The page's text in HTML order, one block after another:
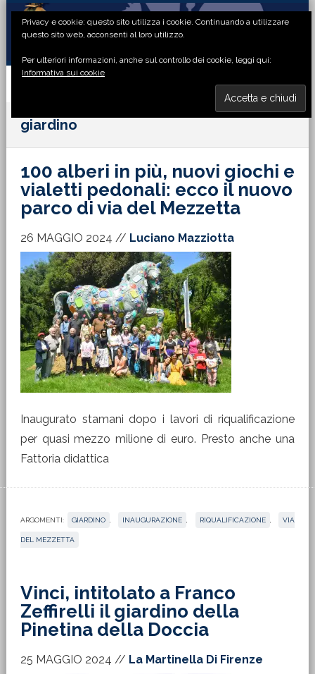
Passa
primaria
Passa
principale
Passa
laterale
Passa
di
giardino
100 alberi in più, nuovi giochi e
vialetti pedonali: ecco il nuovo
parco di via del Mezzetta
26 MAGGIO 2024 // Luciano Mazziotta
Inaugurato stamani dopo i lavori di riqualificazione
per quasi mezzo milione di euro. Presto anche una
Fattoria didattica
ARGOMENTI: GIARDINO INAUGURAZIONE RIQUALIFICAZIONE VIA
DEL MEZZETTA
Vinci, intitolato a Franco
Zeffirelli il giardino della
Pinetina della Doccia
25 MAGGIO 2024 // La Martinella Di Firenze
Privacy e cookie: questo sito utilizza i cookie. Continuando a utilizzare
questo sito web, acconsenti al loro utilizzo.
Per ulteriori informazioni, anche sul controllo dei cookie, leggi qui:
Informativa sui cookie